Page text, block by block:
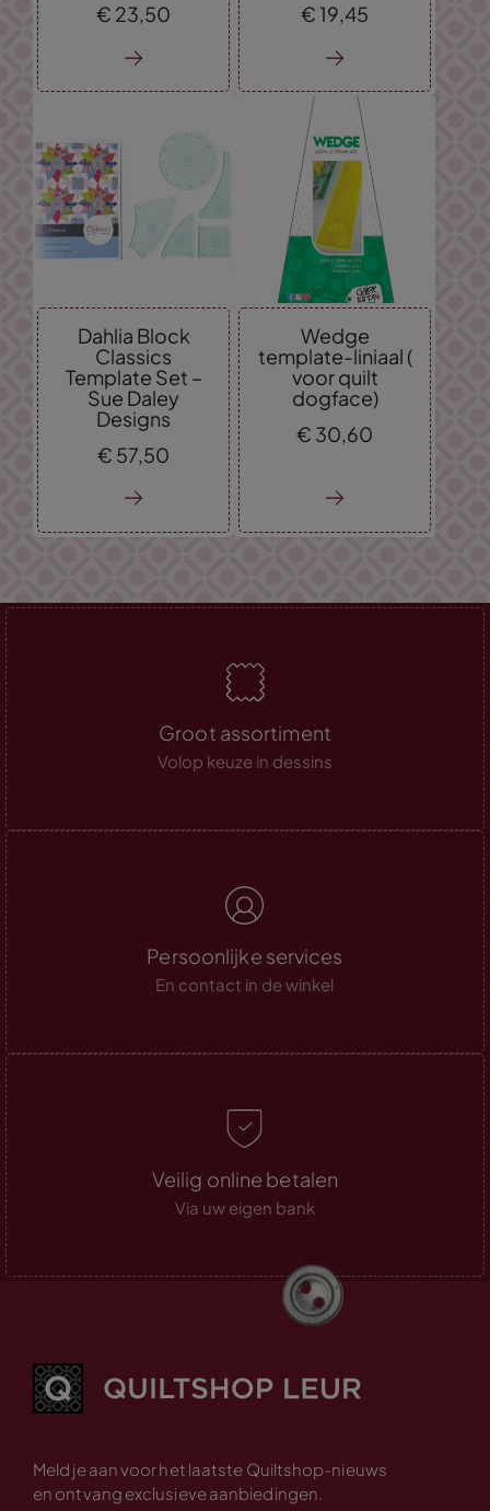
€ 23,50
€19,45
Dahlia Block
Classics
Template Set –
Sue Daley
Designs
€ 57, 50
Wedge
template-liniaal (
voor quilt
dogface)
€ 30, 60
Groot assortiment
Volop keuze in dessins
Persoonlijke services
En contact in de winkel
Veilig online betalen
Via uw eigen bank
Meld je aan voor het laatste Quiltshop-nieuws
en ontvang exclusieve aanbiedingen.